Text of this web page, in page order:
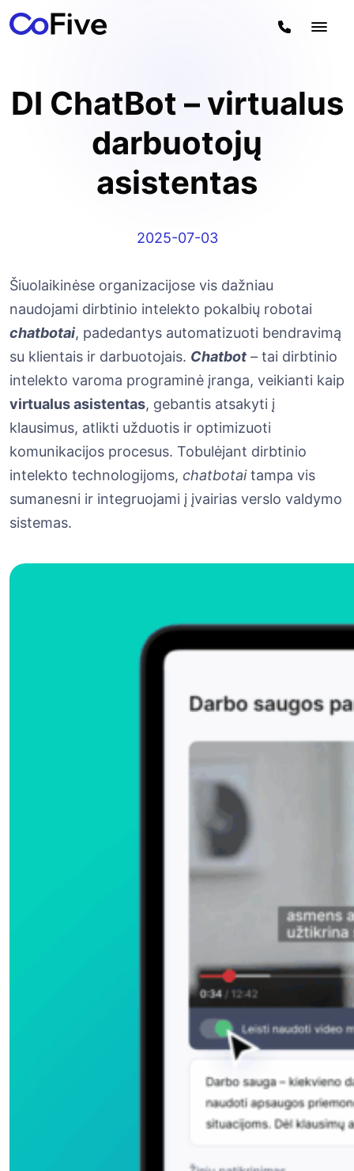
DI ChatBot – virtualus
darbuotojų
asistentas
2025-07-03
Šiuolaikinėse organizacijose vis dažniau
naudojami dirbtinio intelekto pokalbių robotai
chatbotai, padedantys automatizuoti bendravimą
su klientais ir darbuotojais. Chatbot – tai dirbtinio
intelekto varoma programinė įranga, veikianti kaip
virtualus asistentas, gebantis atsakyti į
klausimus, atlikti užduotis ir optimizuoti
komunikacijos procesus. Tobulėjant dirbtinio
intelekto technologijoms, chatbotaitampa vis
sumanesni ir integruojami į įvairias verslo valdymo
sistemas.